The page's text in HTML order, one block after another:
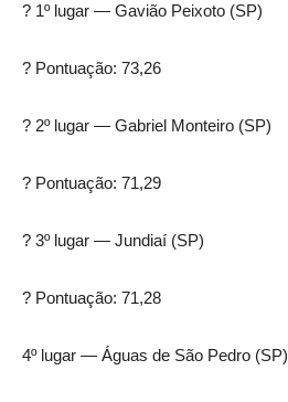
? 1º lugar — Gavião Peixoto (SP)
? Pontuação: 73,26
? 2º lugar — Gabriel Monteiro (SP)
? Pontuação: 71,29
? 3º lugar — Jundiaí (SP)
? Pontuação: 71,28
4º lugar — Águas de São Pedro (SP)